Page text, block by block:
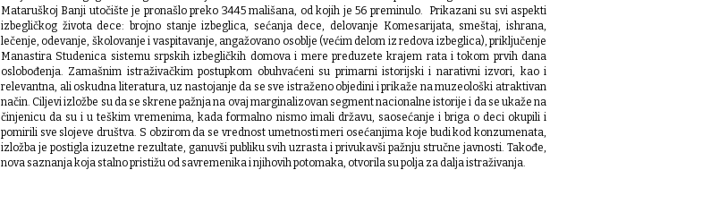
Mataruškoj Banji utočište je pronašlo preko 3445 mališana, od kojih je 56 preminulo.
Prikazani su svi aspekti
izbegličkog života dece: brojno stanje izbeglica, sećanja dece, delovanje Кomesarijata, smeštaj, ishrana,
lečenje, odevanje, školovanje i vaspitavanje, angažovano osoblje (većim delom iz redova izbeglica), priključenje
Manastira Studenica sistemu srpskih izbegličkih domova i mere preduzete krajem rata i tokom prvih dana
oslobođenja. Zamašnim istraživačkim postupkom obuhvaćeni su primarni istorijski i narativni izvori, kao i
relevantna, ali oskudna literatura, uz nastojanje da se sve istraženo objedini i prikaže na muzeološki atraktivan
način. Ciljevi izložbe su da se skrene pažnja na ovaj marginalizovan segment nacionalne istorije i da se ukaže na
činjenicu da su i u teškim vremenima, kada formalno nismo imali državu, saosećanje i briga o deci okupili i
pomirili sve slojeve društva. S obzirom da se vrednost umetnosti meri osećanjima koje budi kod konzumenata,
izložba je postigla izuzetne rezultate, ganuvši publiku svih uzrasta i privukavši pažnju stručne javnosti. Takođe,
nova saznanja koja stalno pristižu od savremenika i njihovih potomaka, otvorila su polja za dalja istraživanja.